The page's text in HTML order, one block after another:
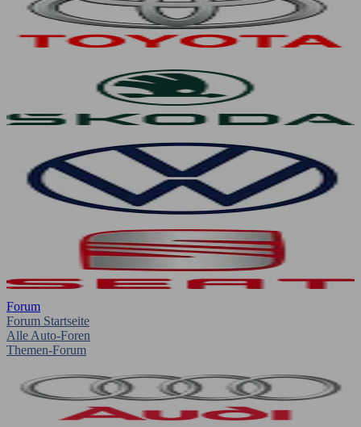
Forum
Forum Startseite
Alle Auto-Foren
Themen-Forum